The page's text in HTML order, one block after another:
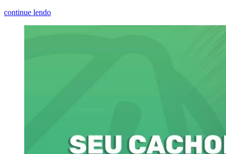
continue lendo